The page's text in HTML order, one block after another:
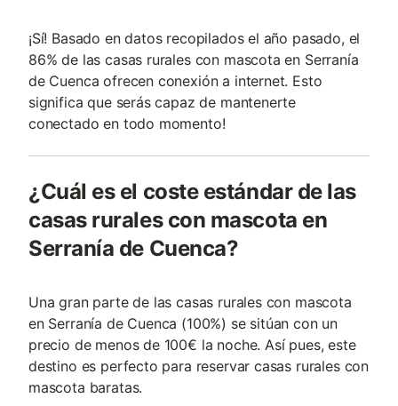
¡Sí! Basado en datos recopilados el año pasado, el
86% de las casas rurales con mascota en Serranía
de Cuenca ofrecen conexión a internet. Esto
significa que serás capaz de mantenerte
conectado en todo momento!
¿Cuál es el coste estándar de las
casas rurales con mascota en
Serranía de Cuenca?
Una gran parte de las casas rurales con mascota
en Serranía de Cuenca (100%) se sitúan con un
precio de menos de 100€ la noche. Así pues, este
destino es perfecto para reservar casas rurales con
mascota baratas.